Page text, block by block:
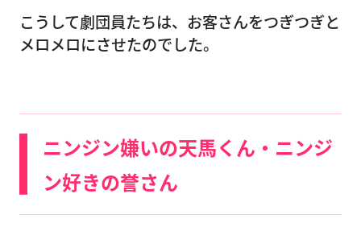
こうして劇団員たちは、お客さんをつぎつぎと
メロメロにさせたのでした。
ニンジン嫌いの天馬くん・ニンジ
ン好きの誉さん